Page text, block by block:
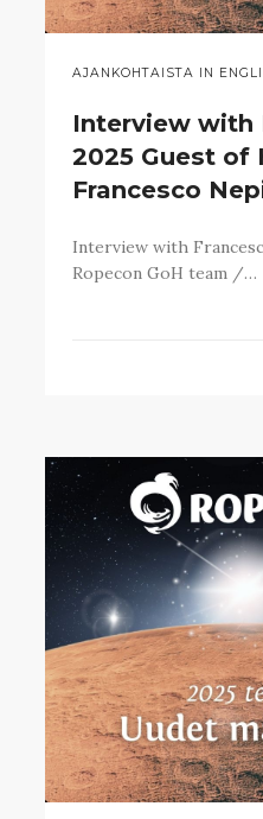
AJANKOHTAISTA IN
Interview with
2025 Guest of
Francesco
Interview with
Ropecon GoH team /…